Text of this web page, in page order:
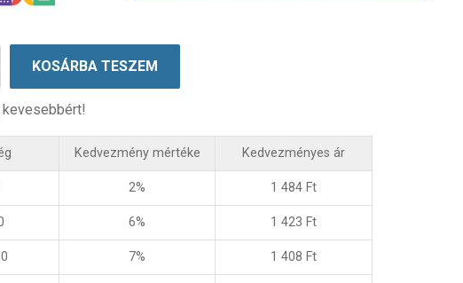
KOSÁRBA TESZEM
Kedvezmény mértéke Kedvezményes ár
2% 1 484 Ft
6% 1 423 Ft
7% 1 408 Ft